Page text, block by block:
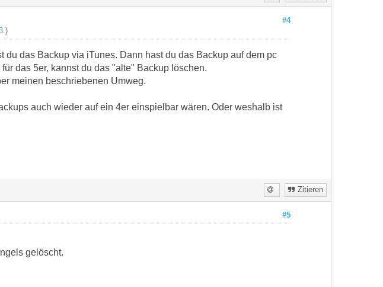
#4
.)
du das Backup via iTunes. Dann hast du das Backup auf dem pc
das 5er, kannst du das "alte" Backup löschen.
meinen beschriebenen Umweg.
auch wieder auf ein 4er einspielbar wären. Oder weshalb ist
Zitieren
#5
gelöscht.